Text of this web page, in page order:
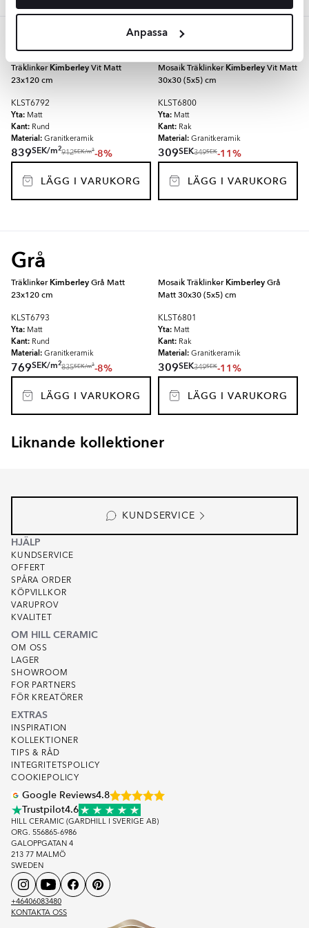
Anpassa
Vit
TräklinkerKimberleyVit Matt
23x120 cm
KLST6792
Yta: Matt
Kant: Rund
Material: Granitkeramik
839SEK/m2
912SEK/m2-8%
LÄGG I VARUKORG
Mosaik TräklinkerKimberleyVit Matt
30x30 (5x5) cm
KLST6800
Yta: Matt
Kant: Rak
Material: Granitkeramik
309SEK349SEK-11%
LÄGG I VARUKORG
Grå
TräklinkerKimberleyGrå Matt
23x120 cm
KLST6793
Yta: Matt
Kant: Rund
Material: Granitkeramik
769SEK/m2
835SEK/m2-8%
LÄGG I VARUKORG
Mosaik TräklinkerKimberleyGrå
Matt 30x30 (5x5) cm
KLST6801
Yta: Matt
Kant: Rak
Material: Granitkeramik
309SEK349SEK-11%
LÄGG I VARUKORG
Liknande kollektioner
EKEBY
KUNDSERVICE
HJÄLP
KUNDSERVICE
OFFERT
SPÅRA ORDER
KÖPVILLKOR
VARUPROV
KVALITET
OM HILL CERAMIC
OM OSS
LAGER
SHOWROOM
FOR PARTNERS
FÖR KREATÖRER
EXTRAS
INSPIRATION
KOLLEKTIONER
TIPS & RÅD
INTEGRITETSPOLICY
COOKIEPOLICY
Google Reviews4.8
Trustpilot4.6
HILL CERAMIC (GARDHILL I SVERIGE AB)
ORG. 556865-6986
GALOPPGATAN 4
213 77 MALMÖ
SWEDEN
+46406083480
KONTAKTA OSS